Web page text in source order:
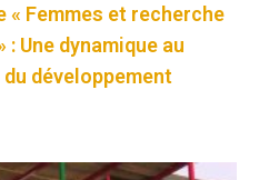
« Femmes et recherche
Une dynamique au
développement